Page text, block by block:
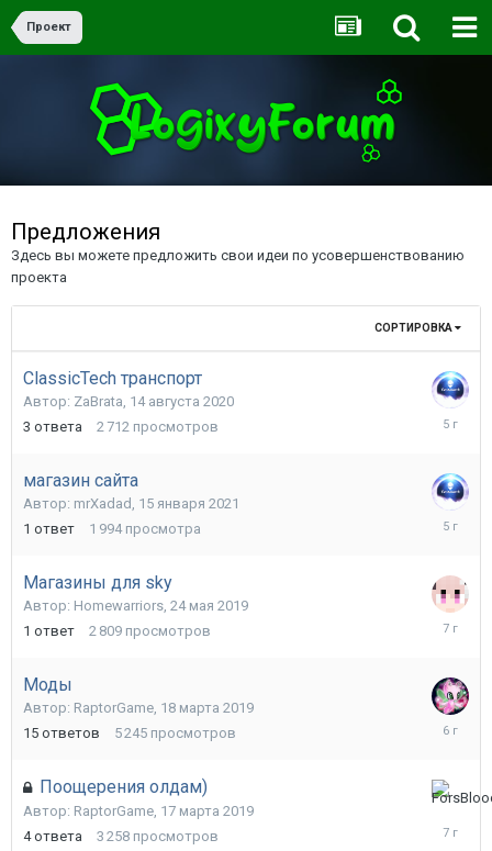
Проект
Предложения
Здесь вы можете предложить свои идеи по усовершенствованию
проекта
СОРТИРОВКА
ClassicTech транспорт
Автор: ZaBrata, 14 августа 2020
3 ответа 2 712 просмотров
15
магазин сайта
Автор: mrXadad , 15 января 2021
1 ответ 1 994 просмотра
17
Магазины для sky
Автор: Homewarriors, 24 мая 2019
1 ответ 2 809 просмотров
24
Моды
Автор: RaptorGame, 18 марта 2019
15 ответов 5 245 просмотров
Поощерения олдам)
Автор: RaptorGame, 17 марта 2019
4 ответа 3 258 просмотров
17
марта